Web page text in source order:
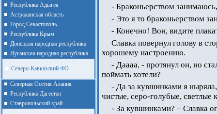
Республика Адыгея
Астраханская область
Город Севастополь
Республика Крым
Донецкая народная республика
Луганская народная республика
Северо-Кавказский ФО
Северная Осетия Алания
Республика Дагестан
Ставропольский край
- Браконьерством
- Это я то браконьерством
- Конечно! Вон, видите
Славка повернул голову в
хорошему настроению.
- Даааа, - протянул он, но
поймать хотели?
- Да за кувшинками я
чистые, серо-голубые, светлые
- За кувшинками? – Славка